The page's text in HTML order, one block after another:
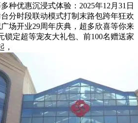
种优惠沉浸式体验：2025年12月31日
分时段联动模式打制末路包跨年狂欢
场开业29周年庆典，超多欣喜等你来
锁定超等宠友大礼包、前100名赠送家
，